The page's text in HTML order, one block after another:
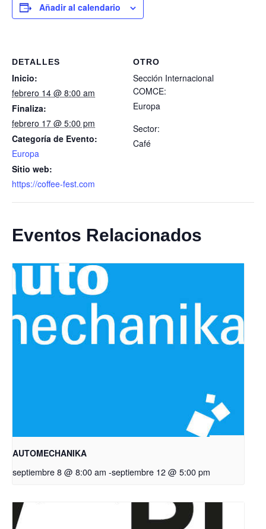
Añadir al calendario
DETALLES
Inicio:
febrero 14 @ 8:00 am
Finaliza:
febrero 17 @ 5:00 pm
Categoría de Evento:
Europa
Sitio web:
https://coffee-fest.com
OTRO
Sección Internacional
COMCE:
Europa
Sector:
Café
Eventos Relacionados
AUTOMECHANIKA
septiembre 8 @ 8:00 am -septiembre 12 @ 5:00 pm